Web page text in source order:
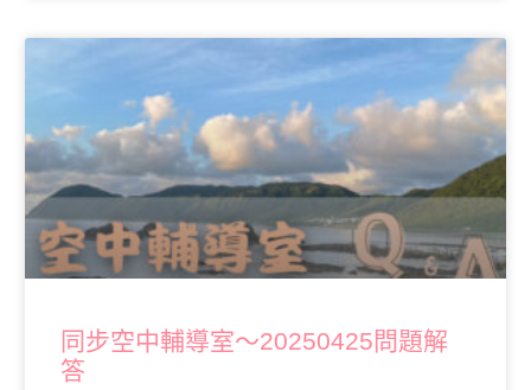
同步空中輔導室～20250425問題解
答